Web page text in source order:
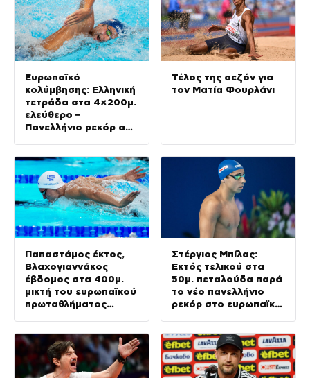
Ευρωπαϊκό
κολύμβησης: Ελληνική
τετράδα στα 4×200μ.
ελεύθερο –
Πανελλήνιο ρεκόρ από
Τέλος της σεζόν για
τον Ματία Φουρλάνι
Παπαστάμος έκτος,
Βλαχογιαννάκος
έβδομος στα 400μ.
μικτή του ευρωπαϊκού
πρωταθλήματος
Στέργιος Μπίλας:
Εκτός τελικού στα
50μ. πεταλούδα παρά
το νέο πανελλήνιο
ρεκόρ στο ευρωπαϊκό